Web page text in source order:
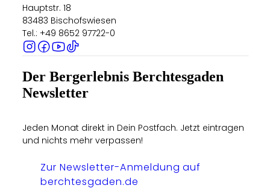
Hauptstr. 18
83483 Bischofswiesen
Tel.: +49 8652 97722-0
Der Bergerlebnis Berchtesgaden
Newsletter
Jeden Monat direkt in Dein Postfach. Jetzt eintragen
und nichts mehr verpassen!
Zur Newsletter-Anmeldung auf
berchtesgaden.de